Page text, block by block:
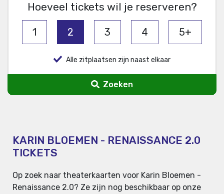
Hoeveel tickets wil je reserveren?
1 2 3 4 5+
Alle zitplaatsen zijn naast elkaar
Zoeken
KARIN BLOEMEN - RENAISSANCE 2.0
TICKETS
Op zoek naar theaterkaarten voor Karin Bloemen -
Renaissance 2.0? Ze zijn nog beschikbaar op onze